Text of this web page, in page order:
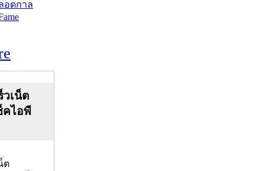
อดกาล
วเน็ต
คไอพี
ต